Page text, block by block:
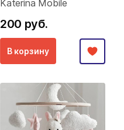
Katerina Mobile
200 руб.
В корзину